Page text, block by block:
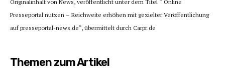
Originalinhalt von News, veröffentlicht unter dem Titel “ Online
Presseportal nutzen – Reichweite erhöhen mit gezielter Veröffentlichung
auf presseportal-news.de“, übermittelt durch Carpr.de
Themen zum Artikel